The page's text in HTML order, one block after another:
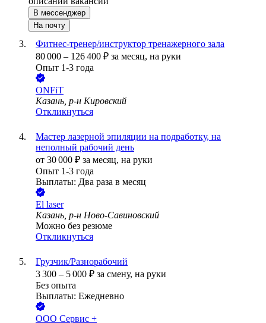
В мессенджер
На почту
Фитнес-тренер/инструктор тренажерного зала
80 000 – 126 400 ₽ за месяц, на руки
Опыт 1-3 года
ONFiT
Казань, р-н Кировский
Откликнуться
Мастер лазерной эпиляции на подработку, на
неполный рабочий день
от 30 000 ₽ за месяц, на руки
Опыт 1-3 года
Выплаты: Два раза в месяц
El laser
Казань, р-н Ново-Савиновский
Можно без резюме
Откликнуться
Грузчик/Разнорабочий
3 300 – 5 000 ₽ за смену, на руки
Без опыта
Выплаты: Ежедневно
ООО Сервис +